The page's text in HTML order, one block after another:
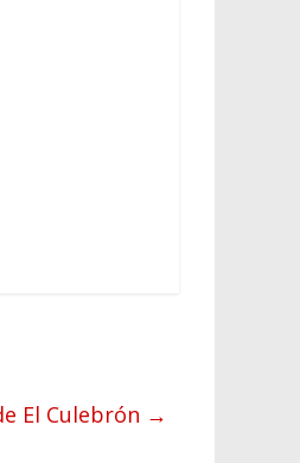
El Culebrón →